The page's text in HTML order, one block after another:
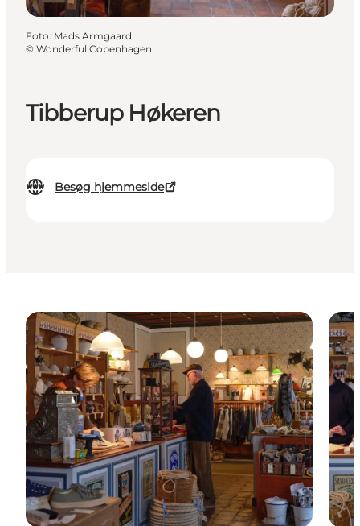
Tibberup Høkeren
Besøg hjemmeside
Foto: Mads Armgaard
© Wonderful Copenhagen